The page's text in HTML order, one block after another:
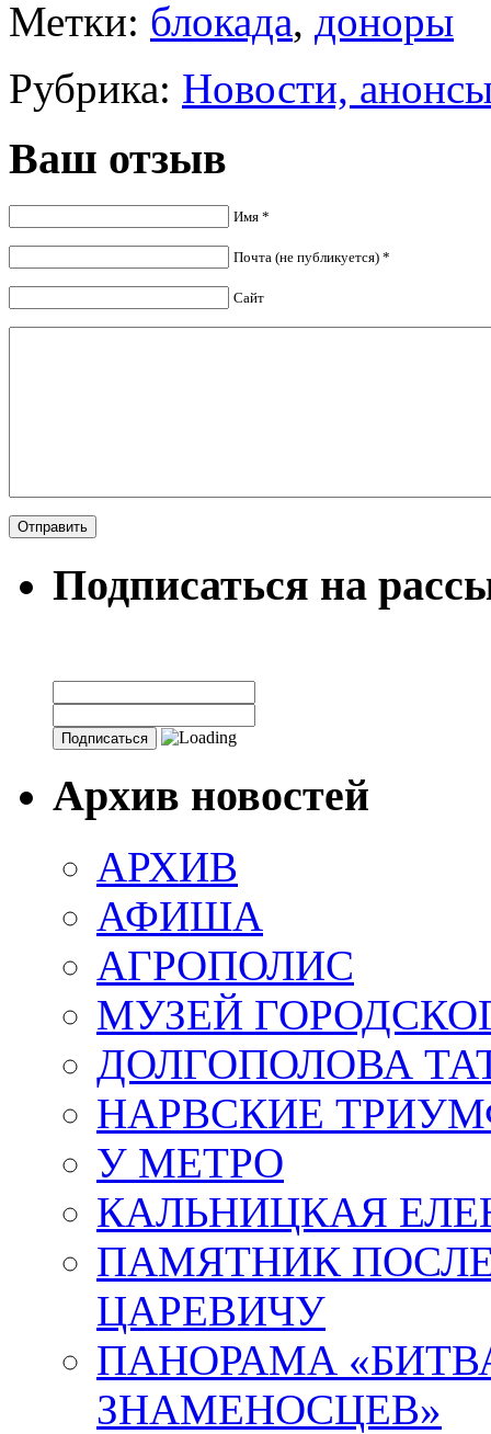
Метки: блокада, доноры
Рубрика: Новости,
Ваш отзыв
Имя *
Почта (не публикуется) *
Сайт
Подписаться на
Архив новостей
АРХИВ
АФИША
АГРОПОЛИС
МУЗЕЙ
ДОЛГОПОЛОВА
НАРВСКИЕ
У МЕТРО
КАЛЬНИЦКАЯ
ПАМЯТНИК
ЦАРЕВИЧУ
ПАНОРАМА
ЗНАМЕНОСЦЕВ»